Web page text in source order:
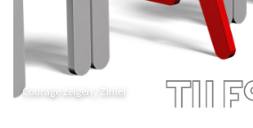
Courage zeigen / Ziniel